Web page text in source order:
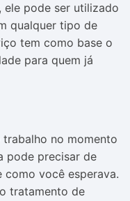
pode ser utilizado
qualquer tipo de
tem como base o
para quem já
no momento
pode precisar de
você esperava.
tratamento de